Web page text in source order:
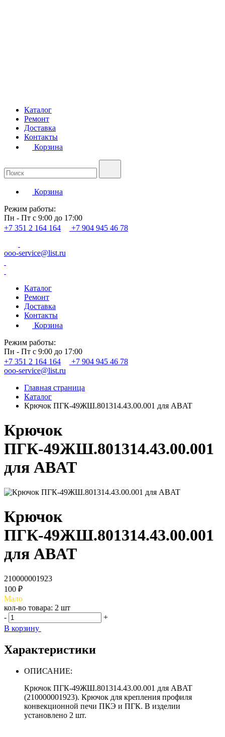
Каталог
Ремонт
Доставка
Контакты
Корзина
Корзина
Режим работы:
Пн - Пт с 9:00 до 17:00
+7 351 2 164 164
+7 904 945 46 78
ooo-service@list.ru
Каталог
Ремонт
Доставка
Контакты
Корзина
Режим работы:
Пн - Пт с 9:00 до 17:00
+7 351 2 164 164
+7 904 945 46 78
ooo-service@list.ru
Главная страница
Каталог
Крючок ПГК-49ЖШ.801314.43.00.001 для ABAT
Крючок
ПГК-49ЖШ.801314.43.00.001
для ABAT
Крючок
ПГК-49ЖШ.801314.43.00.001
для ABAT
210000001923
100 ₽
Мало
кол-во товара: 2 шт
-
+
В корзину
Характеристики
ОПИСАНИЕ:
Крючок ПГК-49ЖШ.801314.43.00.001 для ABAT
(210000001923). Крючок для крепления профиля
конвекционной печи ПКЭ и ПГК. В изделии
установлено 2 шт.